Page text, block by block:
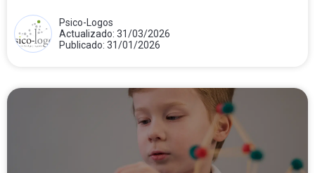
Psico-Logos
Actualizado: 31/03/2026
Publicado: 31/01/2026